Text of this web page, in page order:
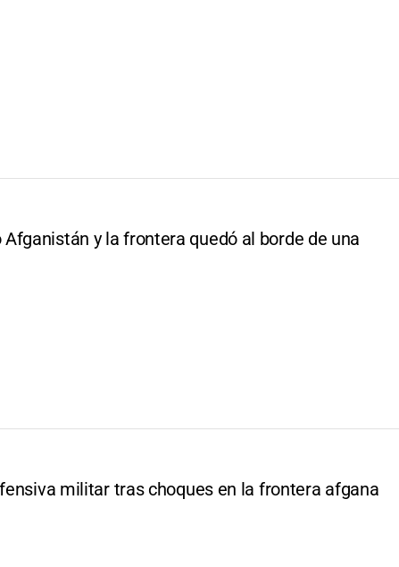
y la frontera quedó al borde de una
militar tras choques en la frontera afgana